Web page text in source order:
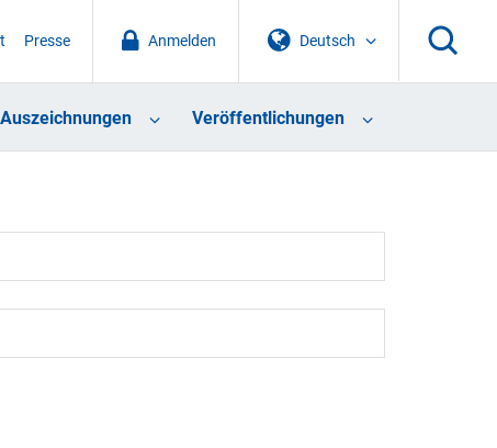
Deutsch
Anmelden
Presse
Auszeichnungen Veröffentlichungen